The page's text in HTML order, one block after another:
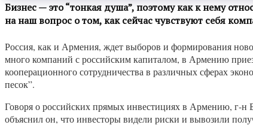
Бизнес — это “тонкая душа”, поэтому как к нему
на наш вопрос о том, как сейчас чувствуют себя
Россия, как и Армения, ждет выборов и формирования
много компаний с российским капиталом, в Армению
кооперационного сотрудничества в различных сферах
песок”.
Говоря о российских прямых инвестициях в Армению, г-н
объяснил он, что инвесторы видели риски и вывозили